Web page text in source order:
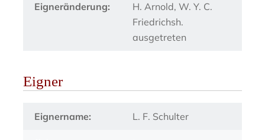
Eigneränderung:
H. Arnold, W. Y. C.
Friedrichsh.
ausgetreten
Eigner
Eignername: L. F. Schulter